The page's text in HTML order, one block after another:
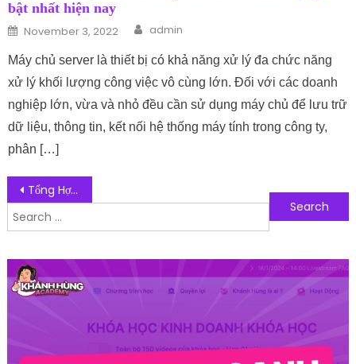
bật nhất hiện nay
Posted on
November 3, 2022 Author
admin
Máy chủ server là thiết bị có khả năng xử lý đa chức năng
xử lý khối lượng công việc vô cùng lớn. Đối với các doanh
nghiệp lớn, vừa và nhỏ đều cần sử dụng máy chủ để lưu trữ
dữ liệu, thông tin, kết nối hệ thống máy tính trong công ty,
phân […]
Post navigation
Tổng Hợp Top 7 App Mua Đồ Cũ Trung Quốc Uy Tín Giá Tốt 2025
Search for:
Follow